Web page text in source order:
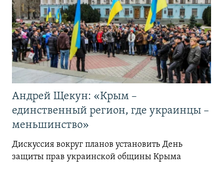
Андрей Щекун: «Крым –
единственный регион, где украинцы –
меньшинство»
Дискуссия вокруг планов установить День
защиты прав украинской общины Крыма